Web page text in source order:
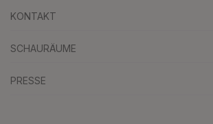
KONTAKT
SCHAURÄUME
PRESSE